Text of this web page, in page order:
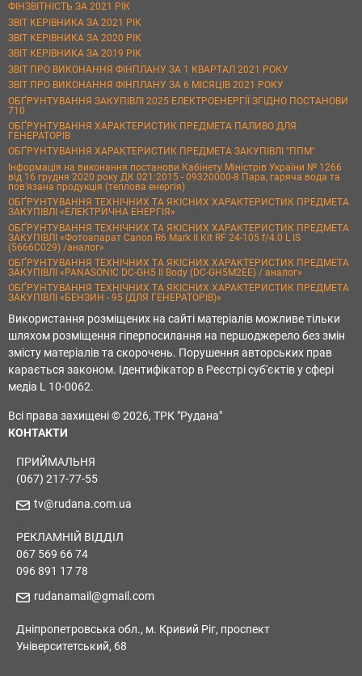
ФІНЗВІТНІСТЬ ЗА 2021 РІК
ЗВІТ КЕРІВНИКА ЗА 2021 РІК
ЗВІТ КЕРІВНИКА ЗА 2020 РІК
ЗВІТ КЕРІВНИКА ЗА 2019 РІК
ЗВІТ ПРО ВИКОНАННЯ ФІНПЛАНУ ЗА 1 КВАРТАЛ 2021 РОКУ
ЗВІТ ПРО ВИКОНАННЯ ФІНПЛАНУ ЗА 6 МІСЯЦІВ 2021 РОКУ
ОБҐРУНТУВАННЯ ЗАКУПІВЛІ 2025 ЕЛЕКТРОЕНЕРГІЇ ЗГІДНО ПОСТАНОВИ
710
ОБҐРУНТУВАННЯ ХАРАКТЕРИСТИК ПРЕДМЕТА ПАЛИВО ДЛЯ
ГЕНЕРАТОРІВ
ОБҐРУНТУВАННЯ ХАРАКТЕРИСТИК ПРЕДМЕТА ЗАКУПІВЛІ "ППМ"
Інформація на виконання постанови Кабінету Міністрів України № 1266
від 16 грудня 2020 року ДК 021:2015 - 09320000-8 Пара, гаряча вода та
пов’язана продукція (теплова енергія)
ОБҐРУНТУВАННЯ ТЕХНІЧНИХ ТА ЯКІСНИХ ХАРАКТЕРИСТИК ПРЕДМЕТА
ЗАКУПІВЛІ «ЕЛЕКТРИЧНА ЕНЕРГІЯ»
ОБҐРУНТУВАННЯ ТЕХНІЧНИХ ТА ЯКІСНИХ ХАРАКТЕРИСТИК ПРЕДМЕТА
ЗАКУПІВЛІ «Фотоапарат Canon R6 Mark II Kit RF 24-105 f/4.0 L IS
(5666C029) /аналог»
ОБҐРУНТУВАННЯ ТЕХНІЧНИХ ТА ЯКІСНИХ ХАРАКТЕРИСТИК ПРЕДМЕТА
ЗАКУПІВЛІ «PANASONIC DC-GH5 II Body (DC-GH5M2EE) / аналог»
ОБҐРУНТУВАННЯ ТЕХНІЧНИХ ТА ЯКІСНИХ ХАРАКТЕРИСТИК ПРЕДМЕТА
ЗАКУПІВЛІ «БЕНЗИН - 95 (ДЛЯ ГЕНЕРАТОРІВ)»
Використання розміщених на сайті матеріалів можливе тільки
шляхом розміщення гіперпосилання на першоджерело без змін
змісту матеріалів та скорочень. Порушення авторських прав
карається законом. Ідентифікатор в Реєстрі суб'єктів у сфері
медіа L 10-0062.
Всі права захищені © 2026, ТРК "Рудана"
КОНТАКТИ
ПРИЙМАЛЬНЯ
(067) 217-77-55
tv@rudana.com.ua
РЕКЛАМНІЙ ВІДДІЛ
067 569 66 74
096 891 17 78
rudanamail@gmail.com
Дніпропетровська обл., м. Кривий Ріг, проспект
Університетський, 68